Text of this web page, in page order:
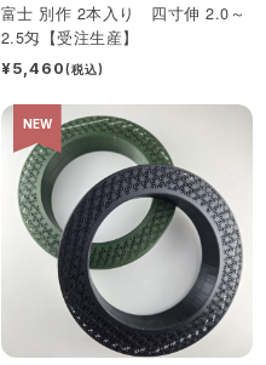
富士 別作 2本入り 四寸伸 2.0～
2.5匁【受注生産】
¥5,460(税込)
NEW